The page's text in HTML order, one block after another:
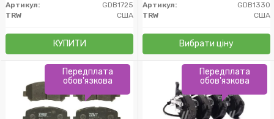
Артикул:
GDB1725
TRW
США
КУПИТИ
Артикул:
GDB1330
TRW
США
Вибрати ціну
Передплата
обов'язкова
Передплата
обов'язкова